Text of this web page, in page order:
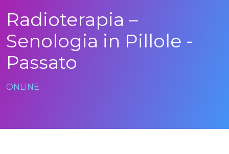
Radioterapia –
Senologia in Pillole -
Passato
ONLINE